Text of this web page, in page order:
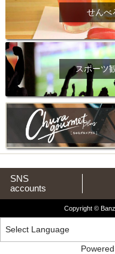
せんべ
スポーツ
SNS
accounts
Copyright ©